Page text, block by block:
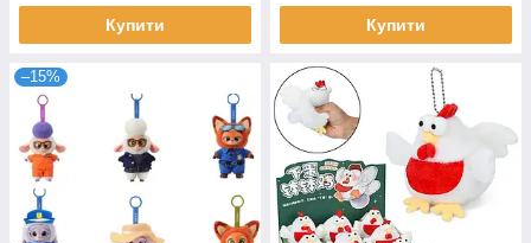
Купити Купити
–15%